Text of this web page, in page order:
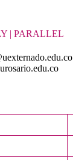
| PARALLEL